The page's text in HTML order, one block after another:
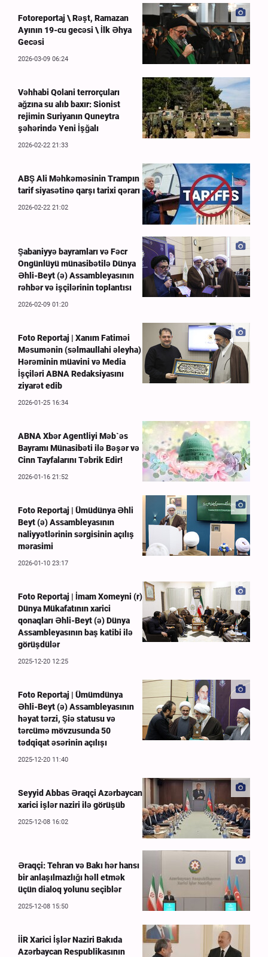
Fotoreportaj \ Rəşt, Ramazan
Ayının 19-cu gecəsi \ İlk Əhya
Gecəsi
2026-03-09 06:24
Vəhhabi Qolani terrorçuları
ağzına su alıb baxır: Sionist
rejimin Suriyanın Quneytra
şəhərində Yeni İşğalı
2026-02-22 21:33
ABŞ Ali Məhkəməsinin Trampın
tarif siyasətinə qarşı tarixi qərarı
2026-02-22 21:02
Şabaniyyə bayramları və Fəcr
Ongünlüyü münasibətilə Dünya
Əhli-Beyt (ə) Assambleyasının
rəhbər və işçilərinin toplantısı
2026-02-09 01:20
Foto Reportaj | Xanım Fatiməi
Məsumənin (səlmaullahi əleyha)
Hərəminin müavini və Media
İşçiləri ABNA Redaksiyasını
ziyarət edib
2026-01-25 16:34
ABNA Xbər Agentliyi Məb`əs
Bayramı Münasibəti ilə Bəşər və
Cinn Tayfalarını Təbrik Edir!
2026-01-16 21:52
Foto Reportaj | Ümüdünya Əhli
Beyt (ə) Assambleyasının
naliyyətlərinin sərgisinin açılış
mərasimi
2026-01-10 23:17
Foto Reportaj | İmam Xomeyni (r)
Dünya Mükafatının xarici
qonaqları Əhli-Beyt (ə) Dünya
Assambleyasının baş katibi ilə
görüşdülər
2025-12-20 12:25
Foto Reportaj | Ümümdünya
Əhli-Beyt (ə) Assambleyasının
həyat tərzi, Şiə statusu və
tərcümə mövzusunda 50
tədqiqat əsərinin açılışı
2025-12-20 11:40
Seyyid Abbas Əraqçi Azərbaycan
xarici işlər naziri ilə görüşüb
2025-12-08 16:02
Əraqçi: Tehran və Bakı hər hansı
bir anlaşılmazlığı həll etmək
üçün dialoq yolunu seçiblər
2025-12-08 15:50
İİR Xarici İşlər Naziri Bakıda
Azərbaycan Respublikasının